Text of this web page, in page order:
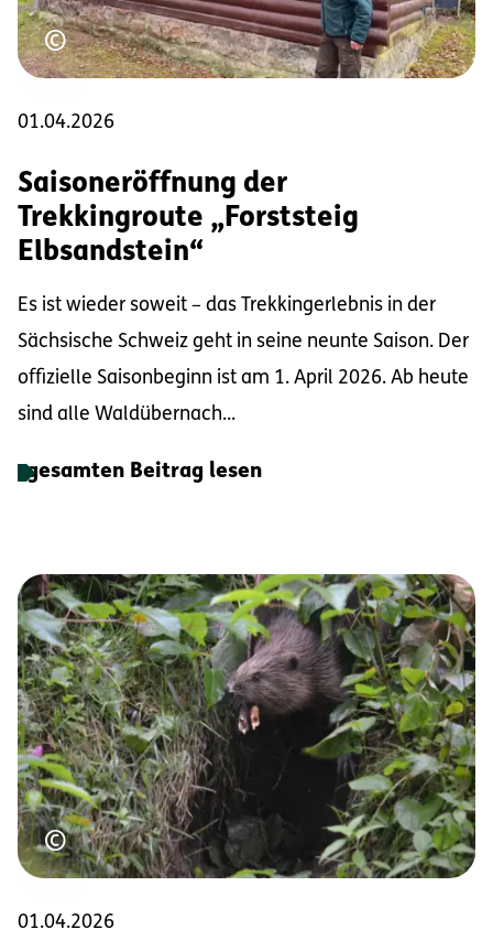
©Urheberrecht
01.04.2026
Saisoneröffnung der
Trekkingroute „Forststeig
Elbsandstein“
Es ist wieder soweit – das Trekkingerlebnis in der
Sächsische Schweiz geht in seine neunte Saison. Der
offizielle Saisonbeginn ist am 1. April 2026. Ab heute
sind alle Waldübernach...
gesamten Beitrag lesen
©Urheberrecht
01.04.2026